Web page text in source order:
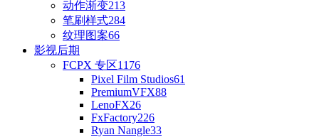
动作渐变213
笔刷样式284
纹理图案66
影视后期
FCPX 专区1176
Pixel Film Studios61
PremiumVFX88
LenoFX26
FxFactory226
Ryan Nangle33